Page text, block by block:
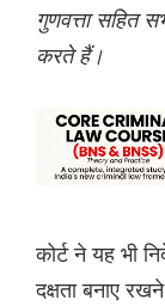
गुणवत्ता सहित
करते हैं।
कोर्ट ने यह भी
दक्षता बनाए रखने